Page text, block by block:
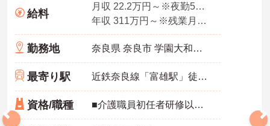
給料
月収 22.2万円～※夜勤5回想定
年収 311万円～※残業月10時間、夜勤平均5回、各種手当・賞与を含んだ例です
勤務地 奈良県 奈良市 学園大和町5-748-1
最寄り駅 近鉄奈良線「富雄駅」徒歩12分
資格/職種 ■介護職員初任者研修以上 ※無資格の方も応募可（資格支援制度あり）